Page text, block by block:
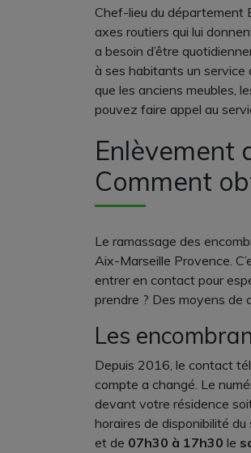
Chef-lieu du département
axes routiers qui lui
a besoin d’être
à ses habitants un service
que les anciens meubles,
pouvez faire appel au
Enlèvement
Comment
Le ramassage des
Aix-Marseille Provence.
entrer en contact pour
prendre ? Des moyens
Les
Depuis 2016, le contact
compte a changé. Le
devant votre résidence
horaires de disponibilité
et de 07h30 à 17h30 le